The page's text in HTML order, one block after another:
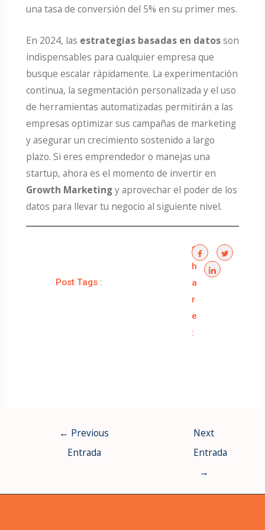
una tasa de conversión del 5% en su primer mes​.
En 2024, las estrategias basadas en datosson
indispensables para cualquier empresa que
busque escalar rápidamente. La experimentación
continua, la segmentación personalizada y el uso
de herramientas automatizadas permitirán a las
empresas optimizar sus campañas de marketing
y asegurar un crecimiento sostenido a largo
plazo. Si eres emprendedor o manejas una
startup, ahora es el momento de invertir en
Growth Marketingy aprovechar el poder de los
datos para llevar tu negocio al siguiente nivel.
Post Tags :
S
h
a
r
e
:
← Previous
Entrada
Next
Entrada
→